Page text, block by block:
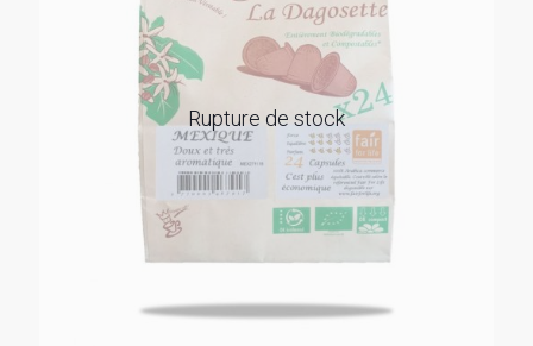
Rupture de stock